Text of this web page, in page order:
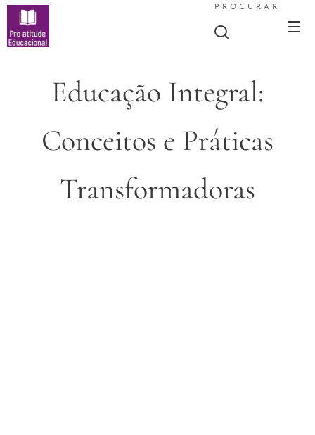
PROCURAR
Educação Integral:
Conceitos e Práticas
Transformadoras